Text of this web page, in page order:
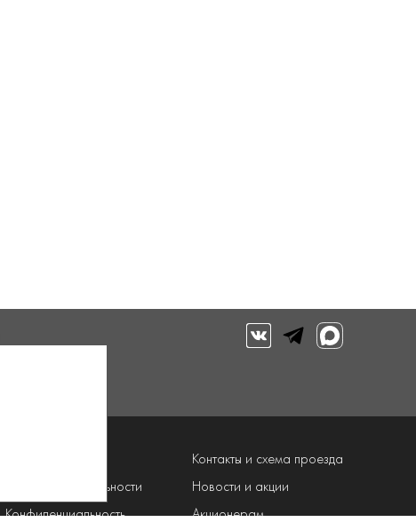
Контакты и схема проезда
Программа лояльности
Новости и акции
Конфиденциальность Акционерам